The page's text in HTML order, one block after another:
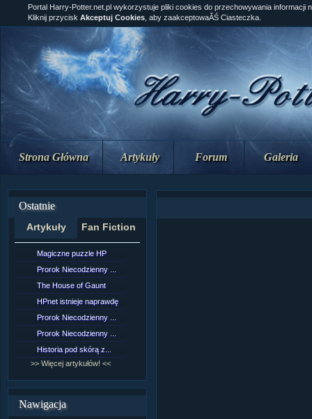
Strona Główna Artykuły Forum Galeria
Ostatnie
Artykuły Fan Fiction
Magiczne puzzle HP
Prorok Niecodzienny ...
The House of Gaunt
HPnet istnieje naprawdę
Prorok Niecodzienny ...
Prorok Niecodzienny ...
Historia pod skórą z...
>> Więcej artykułów! <<
Nawigacja
Portal Harry-Potter.net.pl wykorzystuje pliki cookies do przechowywania informacji
Kliknij przycisk Akceptuj Cookies , aby zaakceptowaĂŚ Ciasteczka.